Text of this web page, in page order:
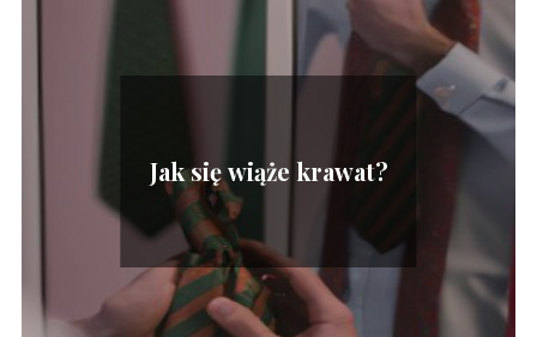
Jak się wiąże krawat?